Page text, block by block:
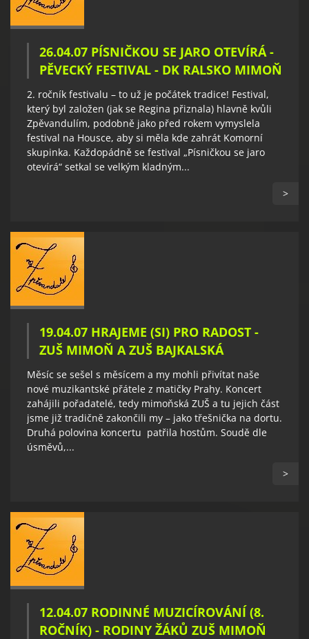
26.04.07 PÍSNIČKOU SE JARO OTEVÍRÁ -
PĚVECKÝ FESTIVAL - DK RALSKO MIMOŇ
2. ročník festivalu – to už je počátek tradice! Festival,
který byl založen (jak se Regina přiznala) hlavně kvůli
Zpěvandulím, podobně jako před rokem vymyslela
festival na Housce, aby si měla kde zahrát Komorní
skupinka. Každopádně se festival „Písničkou se jaro
otevírá“ setkal se velkým kladným...
>
19.04.07 HRAJEME (SI) PRO RADOST -
ZUŠ MIMOŇ A ZUŠ BAJKALSKÁ
Měsíc se sešel s měsícem a my mohli přivítat naše
nové muzikantské přátele z matičky Prahy. Koncert
zahájili pořadatelé, tedy mimoňská ZUŠ a tu jejich část
jsme již tradičně zakončili my – jako třešnička na dortu.
Druhá polovina koncertu patřila hostům. Soudě dle
úsměvů,...
>
12.04.07 RODINNÉ MUZICÍROVÁNÍ (8.
ROČNÍK) - RODINY ŽÁKŮ ZUŠ MIMOŇ